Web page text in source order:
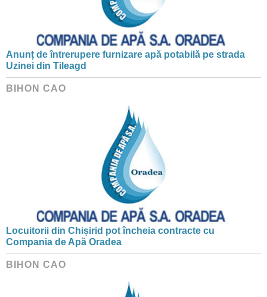
Anunț de întrerupere furnizare apă potabilă pe strada
Uzinei din Tileagd
BIHON CAO
Locuitorii din Chișirid pot încheia contracte cu
Compania de Apă Oradea
BIHON CAO